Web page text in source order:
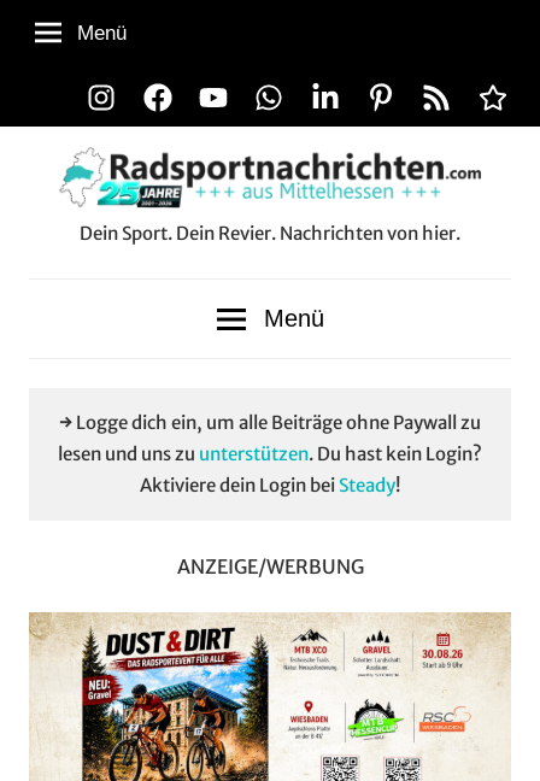
Zum
Inhalt
InstagramFacebookYouTubeWhatsAppLinkedInPinterest
RSS-
Feed
Alle
Menü
Dein Sport. Dein Revier. Nachrichten von hier.
Menü
→ Logge dich ein, um alle Beiträge ohne Paywall zu
lesen und uns zu unterstützen. Du hast kein Login?
Aktiviere dein Login bei Steady!
ANZEIGE/WERBUNG